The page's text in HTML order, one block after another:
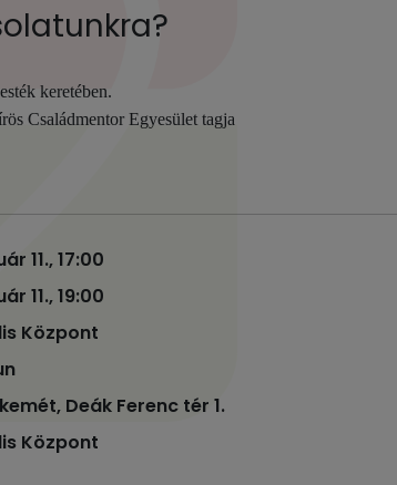
keretében.
Családmentor Egyesület tagja
11., 17:00
11., 19:00
Központ
Deák Ferenc tér 1.
Központ